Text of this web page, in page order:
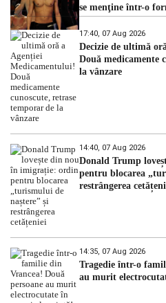
se menţine într-o
17:40, 07 Aug 2026
Decizie de ultimă
Două medicamente
la vânzare
14:40, 07 Aug 2026
Donald Trump
pentru blocarea
restrângerea
14:35, 07 Aug 2026
Tragedie într-o
au murit